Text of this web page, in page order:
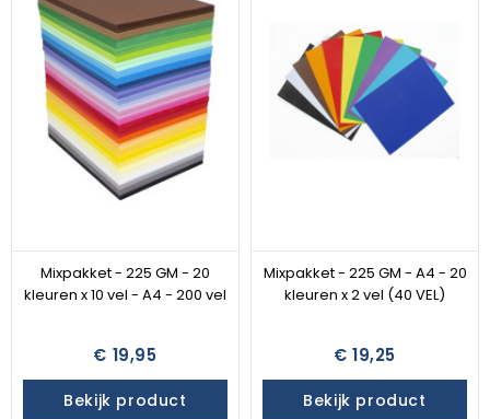
Mixpakket - 225 GM - 20
kleuren x 10 vel - A4 - 200 vel
€ 19,95
Bekijk product
Mixpakket - 225 GM - A4 - 20
kleuren x 2 vel (40 VEL)
€ 19,25
Bekijk product